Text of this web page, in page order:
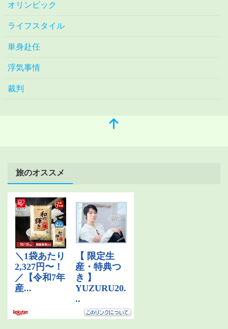
オリンピック
ライフスタイル
単身赴任
浮気事情
裁判
旅のオススメ